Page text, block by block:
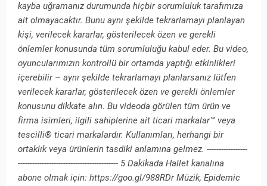
kayba uğramanız durumunda hiçbir sorumluluk tarafımıza
ait olmayacaktır. Bunu aynı şekilde tekrarlamayı planlayan
kişi, verilecek kararlar, gösterilecek özen ve gerekli
önlemler konusunda tüm sorumluluğu kabul eder. Bu video,
oyuncularımızın kontrollü bir ortamda yaptığı etkinlikleri
içerebilir – aynı şekilde tekrarlamayı planlarsanız lütfen
verilecek kararlar, gösterilecek özen ve gerekli önlemler
konusunu dikkate alın. Bu videoda görülen tüm ürün ve
firma isimleri, ilgili sahiplerine ait ticari markalar™ veya
tescilli® ticari markalardır. Kullanımları, herhangi bir
ortaklık veya ürünlerin tasdiki anlamına gelmez. -----------------
------------------------------------------ 5 Dakikada Hallet kanalına
abone olmak için: https://goo.gl/988RDr Müzik, Epidemic